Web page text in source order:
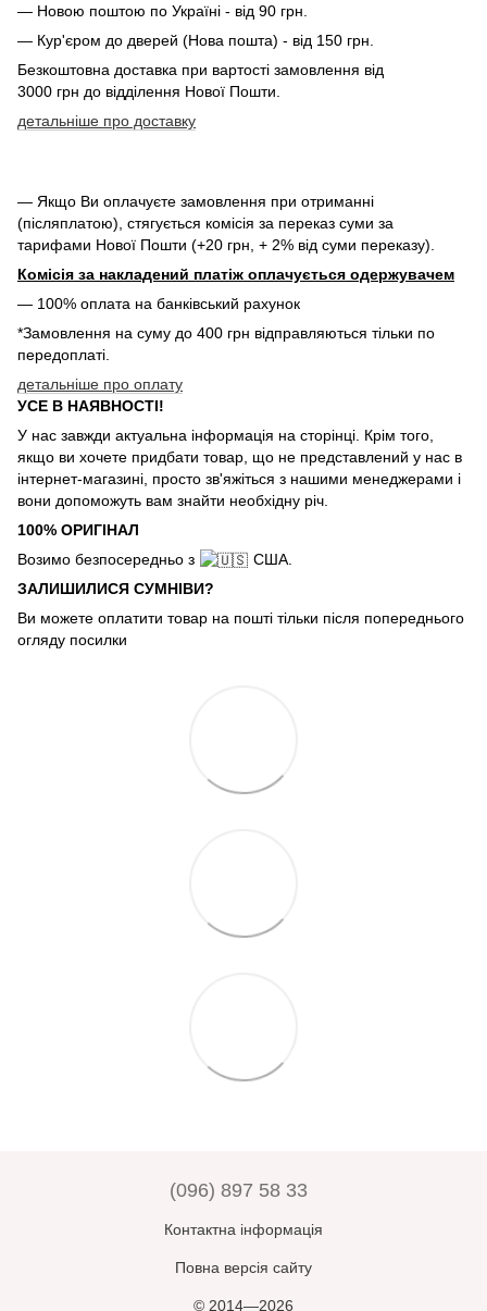
— Новою поштою по Україні - від 90 грн.
— Кур'єром до дверей (Нова пошта) - від 150 грн.
Безкоштовна доставка при вартості замовлення від
3000 грн до відділення Нової Пошти.
детальніше про доставку
— Якщо Ви оплачуєте замовлення при отриманні
(післяплатою), стягується комісія за переказ суми за
тарифами Нової Пошти (+20 грн, + 2% від суми переказу).
Комісія за накладений платіж оплачується одержувачем
— 100% оплата на банківський рахунок
*Замовлення на суму до 400 грн відправляються тільки по
передоплаті.
детальніше про оплату
УСЕ В НАЯВНОСТІ!
У нас завжди актуальна інформація на сторінці. Крім того,
якщо ви хочете придбати товар, що не представлений у нас в
інтернет-магазині, просто зв'яжіться з нашими менеджерами і
вони допоможуть вам знайти необхідну річ.
100% ОРИГІНАЛ
Возимо безпосередньо з
США.
ЗАЛИШИЛИСЯ СУМНІВИ?
Ви можете оплатити товар на пошті тільки після попереднього
огляду посилки
(096) 897 58 33
Контактна інформація
Повна версія сайту
© 2014—2026